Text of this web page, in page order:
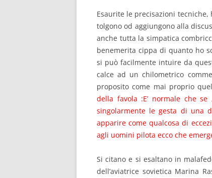
Esaurite le precisazioni
tolgono od aggiungono alla
anche tutta la simpatica
benemerita cippa di quanto ho
si può facilmente intuire da
calce ad un chilometrico
proposito come mai proprio
della favola :E’ normale che
singolarmente le gesta di una
apparire come qualcosa di
agli uomini pilota ecco che
Si citano e si esaltano in
dell’aviatrice sovietica Marina